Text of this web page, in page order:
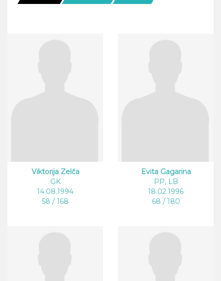
Viktorija Zelča
GK
14.08.1994
58 / 168
Evita Gagarina
PP, LB
18.02.1996
68 / 180